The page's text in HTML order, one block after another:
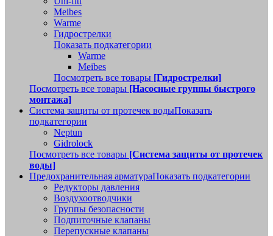
Meibes
Warme
Гидрострелки
Показать подкатегории
Warme
Meibes
Посмотреть все товары [Гидрострелки]
Посмотреть все товары [Насосные группы быстрого
монтажа]
Система защиты от протечек водыПоказать
подкатегории
Neptun
Gidrolock
Посмотреть все товары [Система защиты от протечек
воды]
Предохранительная арматураПоказать подкатегории
Редукторы давления
Воздухоотводчики
Группы безопасности
Подпиточные клапаны
Перепускные клапаны